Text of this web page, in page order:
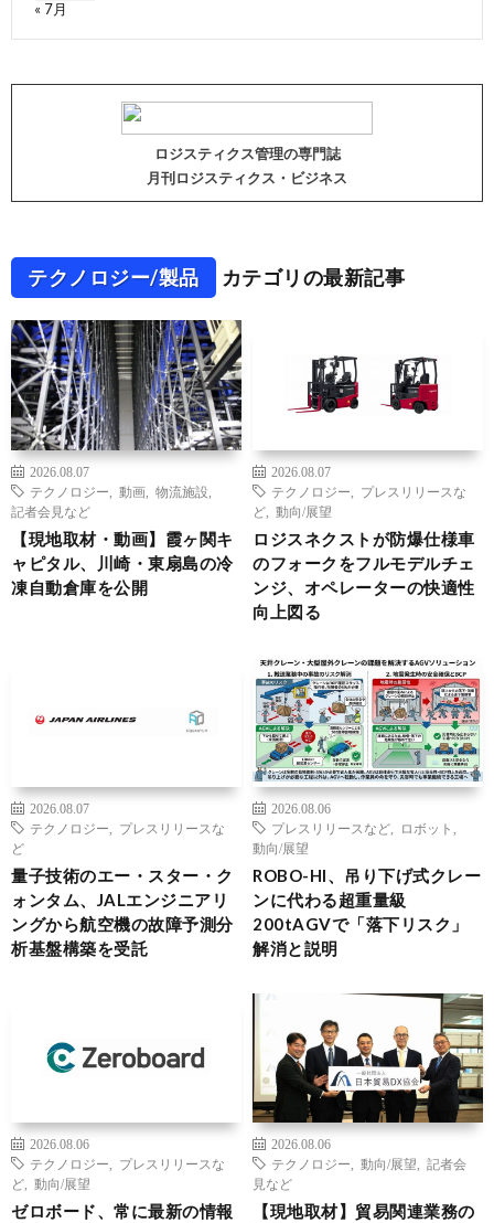
« 7月
ロジスティクス管理の専門誌
月刊ロジスティクス・ビジネス
テクノロジー/製品 カテゴリの最新記事
2026.08.07
テクノロジー
動画 物流施設
記者会見など
【現地取材・動画】霞ヶ関キ
ャピタル、川崎・東扇島の冷
凍自動倉庫を公開
2026.08.07
テクノロジー
プレスリリースな
ど
動向/展望
ロジスネクストが防爆仕様車
のフォークをフルモデルチェ
ンジ、オペレーターの快適性
向上図る
2026.08.07
テクノロジー
プレスリリースな
ど
量子技術のエー・スター・ク
ォンタム、JALエンジニアリ
ングから航空機の故障予測分
析基盤構築を受託
2026.08.06
プレスリリースなど
ロボット
動向/展望
ROBO-HI、吊り下げ式クレー
ンに代わる超重量級
200tAGVで「落下リスク」
解消と説明
2026.08.06
テクノロジー
プレスリリースな
ど
動向/展望
ゼロボード、常に最新の情報
2026.08.06
テクノロジー
動向/展望
記者会
見など
【現地取材】貿易関連業務の